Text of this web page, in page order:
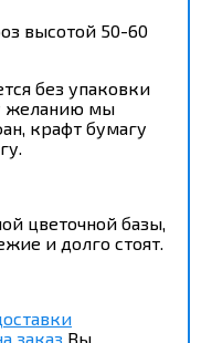
высотой 50-60
без упаковки
желанию мы
крафт бумагу
цветочной базы,
и долго стоят.
заказ Вы